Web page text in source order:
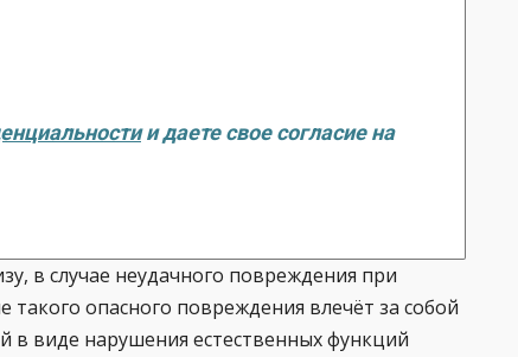
и даете свое согласие на
в случае неудачного повреждения при
опасного повреждения влечёт за собой
в виде нарушения естественных функций